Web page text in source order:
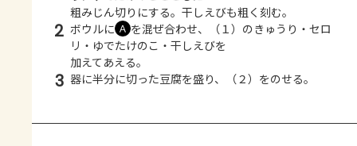
粗みじん切りにする。干しえびも粗く刻む。
2 ボウルに Ａ を混ぜ合わせ、（１）のきゅうり・セロ
リ・ゆでたけのこ・干しえびを
加えてあえる。
3 器に半分に切った豆腐を盛り、（２）をのせる。